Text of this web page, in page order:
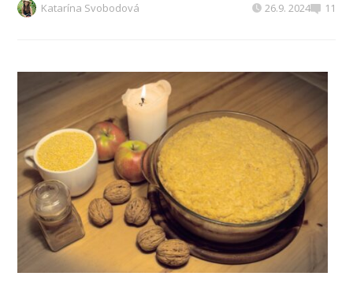
Katarína Svobodová 26.9. 2024 11